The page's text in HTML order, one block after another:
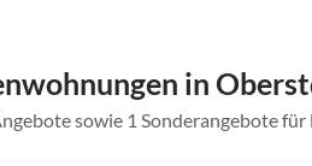
in
sowie 1 Sonderangebote